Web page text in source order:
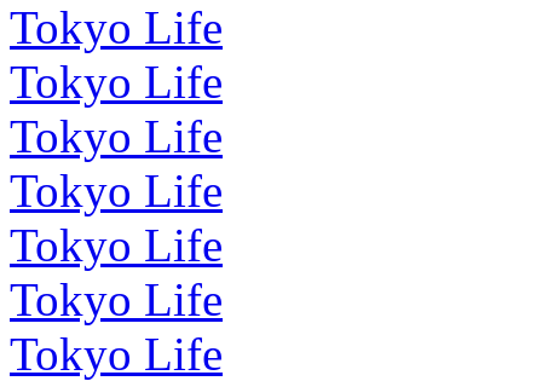
Tokyo Life
Tokyo Life
Tokyo Life
Tokyo Life
Tokyo Life
Tokyo Life
Tokyo Life